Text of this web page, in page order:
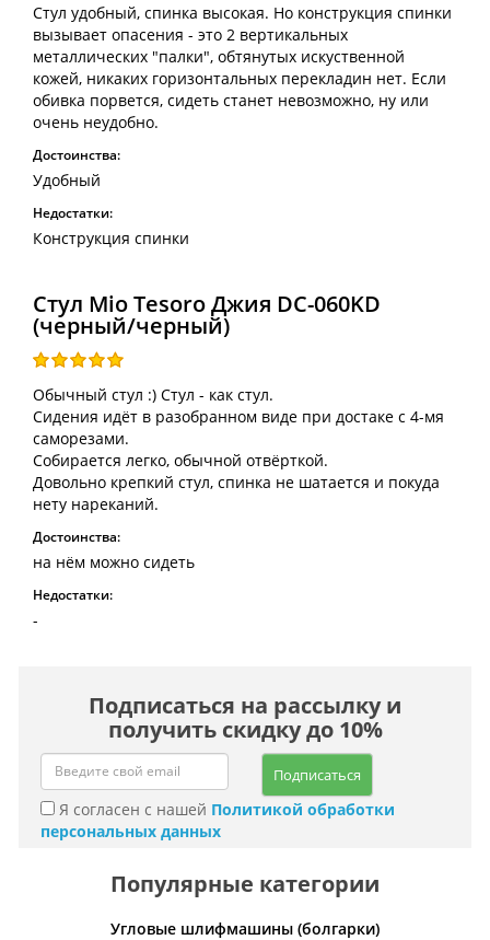
Стул удобный, спинка высокая. Но конструкция спинки
вызывает опасения - это 2 вертикальных
металлических "палки", обтянутых искуственной
кожей, никаких горизонтальных перекладин нет. Если
обивка порвется, сидеть станет невозможно, ну или
очень неудобно.
Достоинства:
Удобный
Недостатки:
Конструкция спинки
Стул Mio Tesoro Джия DC-060KD
(черный/черный)
Обычный стул :) Стул - как стул.
Сидения идёт в разобранном виде при достаке с 4-мя
саморезами.
Собирается легко, обычной отвёрткой.
Довольно крепкий стул, спинка не шатается и покуда
нету нареканий.
Достоинства:
на нём можно сидеть
Недостатки:
-
Подписаться на рассылку и
получить скидку до 10%
Подписаться
Я согласен с нашей Политикой обработки
персональных данных
Популярные категории
Угловые шлифмашины (болгарки)